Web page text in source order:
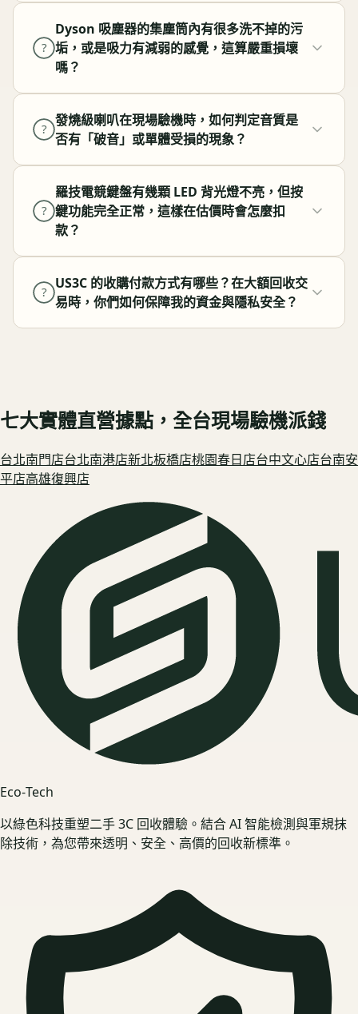
?
Dyson 吸塵器的集塵筒內有很多洗不掉的污
垢，或是吸力有減弱的感覺，這算嚴重損壞
嗎？
?
發燒級喇叭在現場驗機時，如何判定音質是
否有「破音」或單體受損的現象？
?
羅技電競鍵盤有幾顆 LED 背光燈不亮，但按
鍵功能完全正常，這樣在估價時會怎麼扣
款？
?
US3C 的收購付款方式有哪些？在大額回收交
易時，你們如何保障我的資金與隱私安全？
七大實體直營據點，全台現場驗機派錢
台北南門店台北南港店新北板橋店桃園春日店台中文心店台南安
平店高雄復興店
Eco‑Tech
以綠色科技重塑二手 3C 回收體驗。結合 AI 智能檢測與軍規抹
除技術，為您帶來透明、安全、高價的回收新標準。